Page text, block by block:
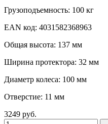
Грузоподъемность: 100 кг
EAN код: 4031582368963
Общая высота: 137 мм
Ширина протектора: 32 мм
Диаметр колеса: 100 мм
Отверстие: 11 мм
3249 руб.